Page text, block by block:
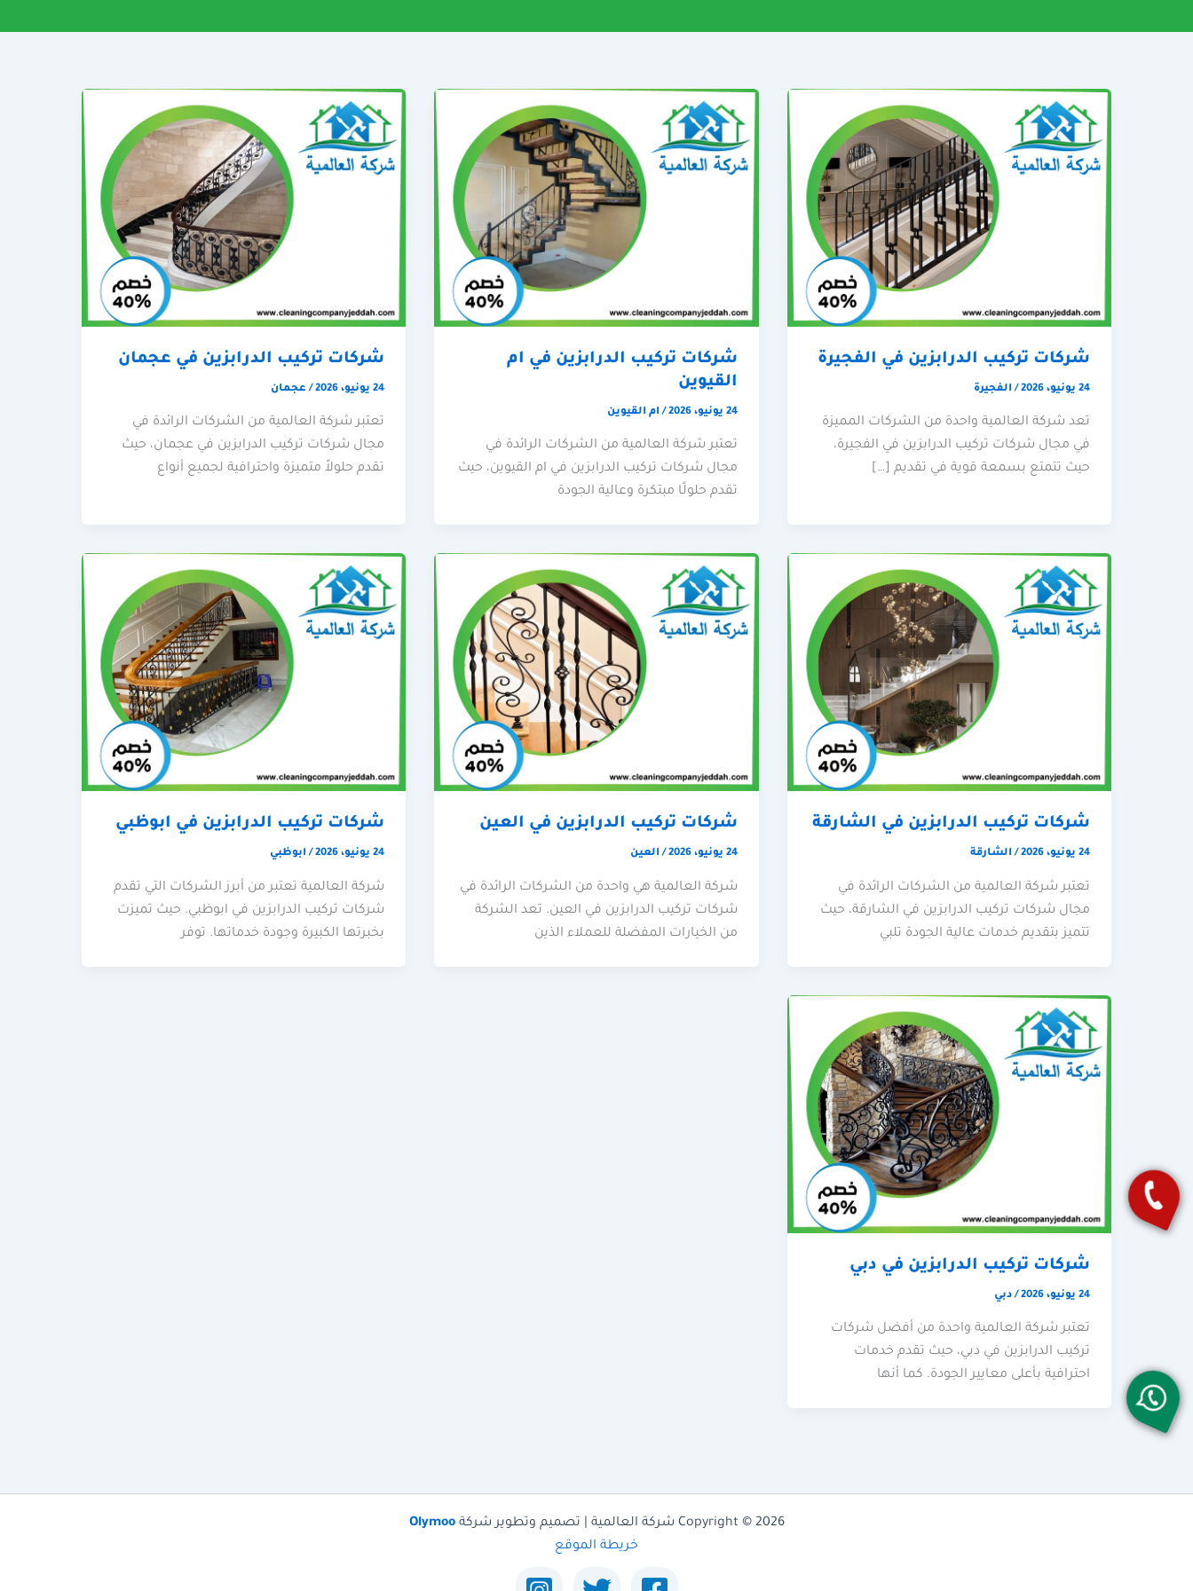
شركات تركيب الدرابزين في الفجيرة
24 يونيو، 2026 / الفجيرة
تعد شركة العالمية واحدة من الشركات المميزة
في مجال شركات تركيب الدرابزين في الفجيرة،
حيث تتمتع بسمعة قوية في تقديم […]
شركات تركيب الدرابزين في ام
القيوين
24 يونيو، 2026 / ام القيوين
تعتبر شركة العالمية من الشركات الرائدة في
مجال شركات تركيب الدرابزين في ام القيوين، حيث
تقدم حلولًا مبتكرة وعالية الجودة
شركات تركيب الدرابزين في عجمان
24 يونيو، 2026 / عجمان
تعتبر شركة العالمية من الشركات الرائدة في
مجال شركات تركيب الدرابزين في عجمان، حيث
تقدم حلولاً متميزة واحترافية لجميع أنواع
شركات تركيب الدرابزين في الشارقة
24 يونيو، 2026 / الشارقة
تعتبر شركة العالمية من الشركات الرائدة في
مجال شركات تركيب الدرابزين في الشارقة، حيث
تتميز بتقديم خدمات عالية الجودة تلبي
شركات تركيب الدرابزين في العين
24 يونيو، 2026 / العين
شركة العالمية هي واحدة من الشركات الرائدة في
شركات تركيب الدرابزين في العين. تعد الشركة
من الخيارات المفضلة للعملاء الذين
شركات تركيب الدرابزين في ابوظبي
24 يونيو، 2026 / ابوظبي
شركة العالمية تعتبر من أبرز الشركات التي تقدم
شركات تركيب الدرابزين في ابوظبي. حيث تميزت
بخبرتها الكبيرة وجودة خدماتها. توفر
شركات تركيب الدرابزين في دبي
24 يونيو، 2026 /دبي
تعتبر شركة العالمية واحدة من أفضل شركات
تركيب الدرابزين في دبي، حيث تقدم خدمات
احترافية بأعلى معايير الجودة. كما أنها
Copyright © 2026 شركة العالمية | تصميم وتطوير شركة
Olymoo
خريطة الموقع